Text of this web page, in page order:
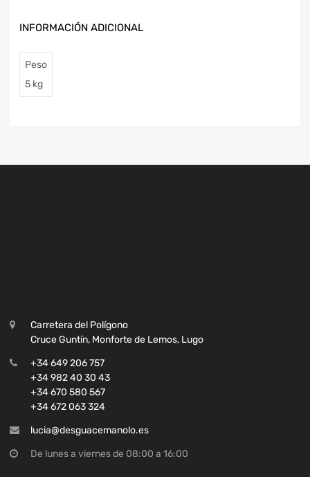
INFORMACIÓN ADICIONAL
Peso
5 kg
Carretera del Polígono
Cruce Guntín, Monforte de Lemos, Lugo
+34 649 206 757
+34 982 40 30 43
+34 670 580 567
+34 672 063 324
lucia@desguacemanolo.es
De lunes a viernes de 08:00 a 16:00